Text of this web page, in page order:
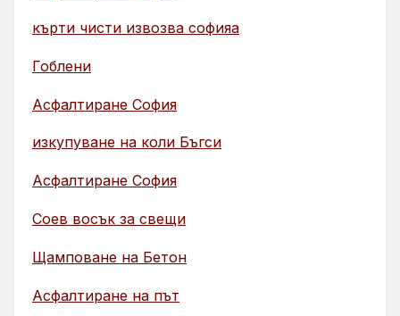
кърти чисти извозва софияа
Гоблени
Асфалтиране София
изкупуване на коли Бъгси
Асфалтиране София
Соев восък за свещи
Щамповане на Бетон
Асфалтиране на път